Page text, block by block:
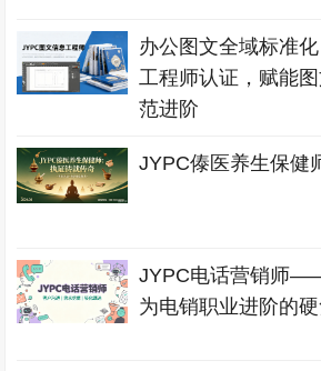
办公图文全域标准
工程师认证，赋能
范进阶
JYPC傣医养生保健
JYPC电话营销师
为电销职业进阶的